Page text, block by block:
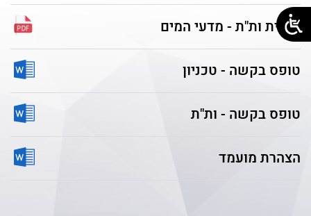
תכנית ות"ת - מדעי המים
טופס בקשה - טכניון
טופס בקשה - ות"ת
הצהרת מועמד